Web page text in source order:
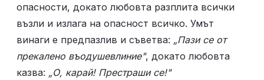
опасности, докато любовта разплита всички
възли и излага на опасност всичко. Умът
винаги е предпазлив и съветва: „Пази се от
прекалено въодушевлиние", докато любовта
казва: „О, карай! Престраши се!"